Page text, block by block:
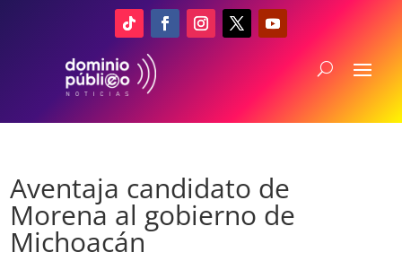
Aventaja candidato de
Morena al gobierno de
Michoacán